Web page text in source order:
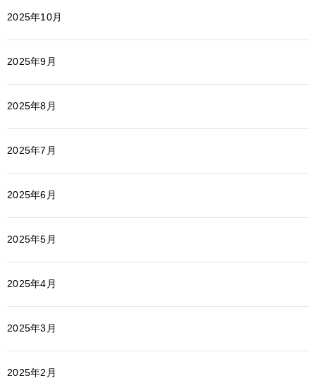
2025年10月
2025年9月
2025年8月
2025年7月
2025年6月
2025年5月
2025年4月
2025年3月
2025年2月